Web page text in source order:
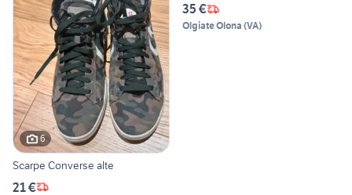
6
Scarpe Converse alte
21 €
35 €
Olgiate Olona (VA)